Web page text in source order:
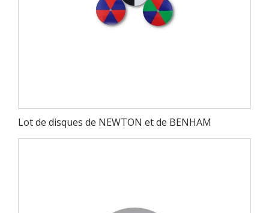
Lot de disques de NEWTON et de BENHAM